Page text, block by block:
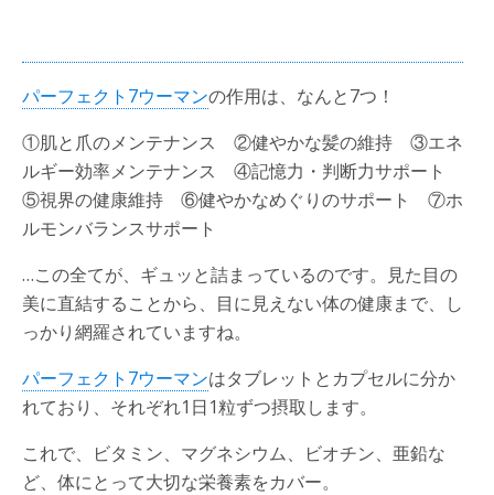
パーフェクト7ウーマンの作用は、なんと7つ！
①肌と爪のメンテナンス ②健やかな髪の維持 ③エネ
ルギー効率メンテナンス ④記憶力・判断力サポート
⑤視界の健康維持 ⑥健やかなめぐりのサポート ⑦ホ
ルモンバランスサポート
…この全てが、ギュッと詰まっているのです。見た目の
美に直結することから、目に見えない体の健康まで、し
っかり網羅されていますね。
パーフェクト7ウーマンはタブレットとカプセルに分か
れており、それぞれ1日1粒ずつ摂取します。
これで、ビタミン、マグネシウム、ビオチン、亜鉛な
ど、体にとって大切な栄養素をカバー。